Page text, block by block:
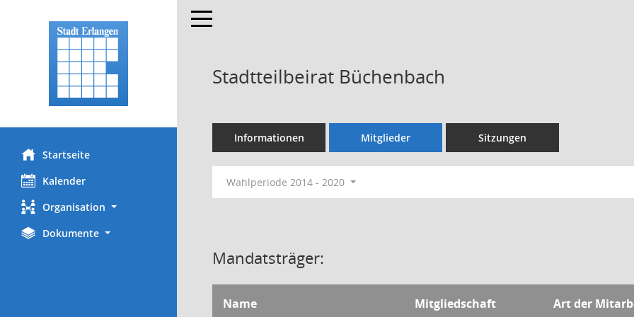
Startseite
Kalender
Organisation
Dokumente
Toggle navigation
Stadtteilbeirat Büchenbach
Informationen Mitglieder Sitzungen
Wahlperiode 2014 - 2020
Mandatsträger:
Name Mitgliedschaft Art der